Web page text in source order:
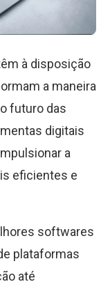
à disposição
a maneira
futuro das
digitais
a
eficientes e
softwares
plataformas
até